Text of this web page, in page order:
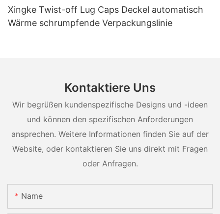
Xingke Twist-off Lug Caps Deckel automatisch
Wärme schrumpfende Verpackungslinie
Kontaktiere Uns
Wir begrüßen kundenspezifische Designs und -ideen
und können den spezifischen Anforderungen
ansprechen. Weitere Informationen finden Sie auf der
Website, oder kontaktieren Sie uns direkt mit Fragen
oder Anfragen.
Name